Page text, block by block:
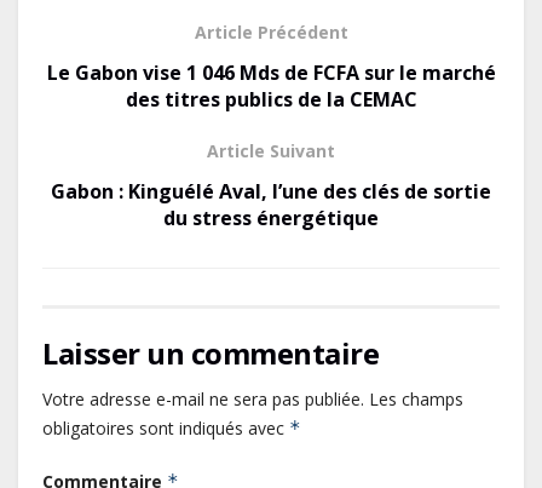
o o
n
g
er
Article Précédent
Le Gabon vise 1 046 Mds de FCFA sur le marché
des titres publics de la CEMAC
Article Suivant
Gabon : Kinguélé Aval, l’une des clés de sortie
du stress énergétique
Laisser un commentaire
Votre adresse e-mail ne sera pas publiée. Les champs
obligatoires sont indiqués avec *
Commentaire *